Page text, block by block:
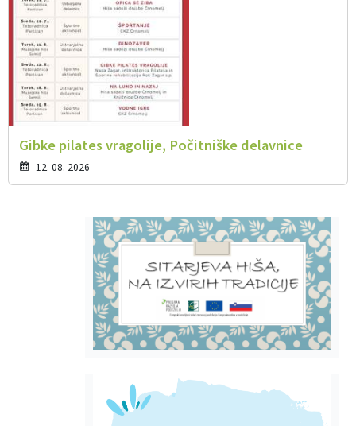
Gibke pilates vragolije, Počitniške delavnice
12. 08. 2026